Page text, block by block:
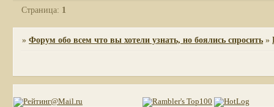
Страница: 1
»Форум обо всем что вы хотели узнать, но боялись спросить »